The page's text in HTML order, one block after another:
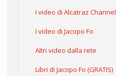
I video di Alcatraz Channel
I video di Jacopo Fo
Altri video dalla rete
Libri di Jacopo Fo (GRATIS)